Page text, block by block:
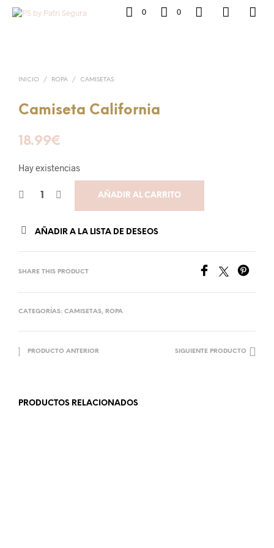
0 0
INICIO / ROPA / CAMISETAS
Camiseta California
18.99€
Hay existencias
AÑADIR AL CARRITO
AÑADIR A LA LISTA DE DESEOS
SHARE THIS PRODUCT
CATEGORÍAS: CAMISETAS, ROPA
PRODUCTO ANTERIOR SIGUIENTE PRODUCTO
PRODUCTOS RELACIONADOS